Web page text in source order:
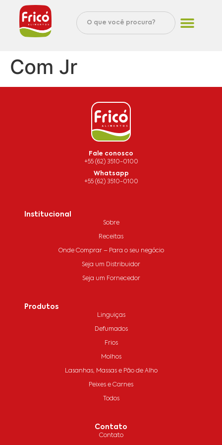
Com Jr
Fale conosco
+55 (62) 3510-0100
Whatsapp
+55 (62) 3510-0100
Institucional
Sobre
Receitas
Onde Comprar – Para o seu negócio
Seja um Distribuidor
Seja um Fornecedor
Produtos
Linguiças
Defumados
Frios
Molhos
Lasanhas, Massas e Pão de Alho
Peixes e Carnes
Todos
Contato
Contato